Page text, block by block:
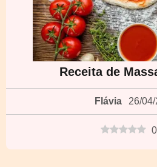
Receita de
Flávia 26/
0